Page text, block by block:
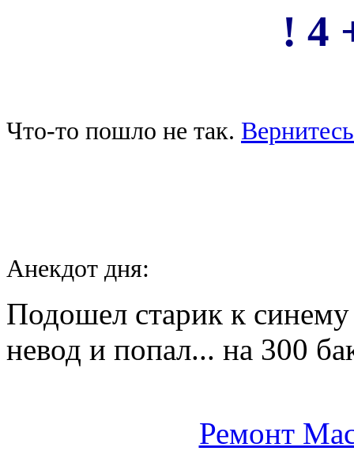
! 4
Что-то пошло не так.
Анекдот дня:
Подошел старик к
невод и попал... на 300
Ремонт